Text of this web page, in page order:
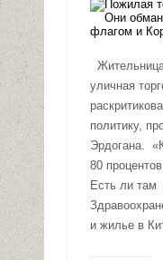
уличная
политику,
Эрдогана.
80
Есть ли там
и жилье в